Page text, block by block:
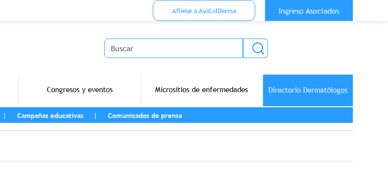
Menu Top Anónimo
Aflíese a AsoColDerma
Ingreso Asociados
Buscar
Congresos y eventos Micrositios de enfermedades Directorio Dermatólogos
Campañas educativas Comunicados de prensa